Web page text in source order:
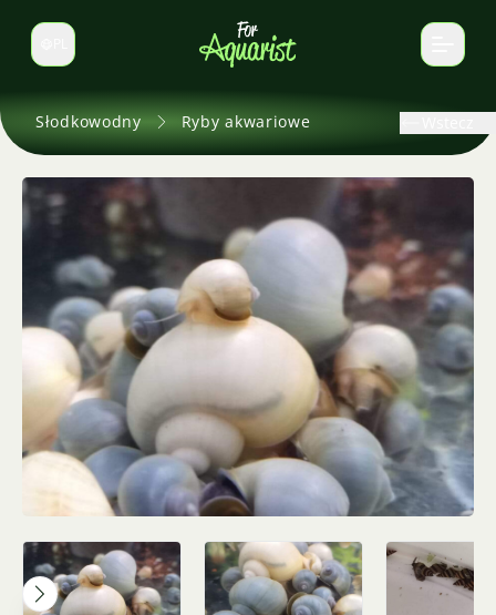
Zmień język
Słodkowodny Ryby akwariowe